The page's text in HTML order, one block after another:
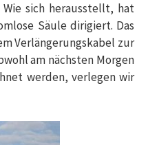
sich herausstellt, hat
Säule dirigiert. Das
Verlängerungskabel zur
am nächsten Morgen
werden, verlegen wir